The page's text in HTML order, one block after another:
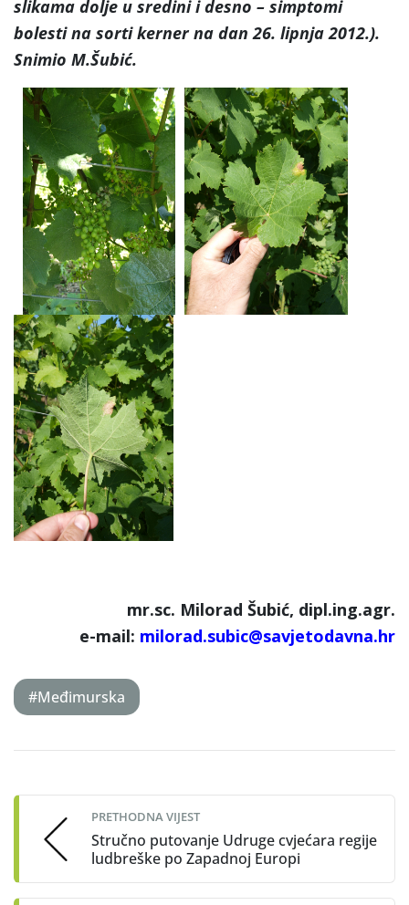
slikama dolje u sredini i desno – simptomi
bolesti na sorti kerner na dan 26. lipnja 2012.).
Snimio M.Šubić.
mr.sc. Milorad Šubić, dipl.ing.agr.
e-mail: milorad.subic@savjetodavna.hr
#Međimurska
navigation
PRETHODNA VIJEST
Stručno putovanje Udruge cvjećara regije
ludbreške po Zapadnoj Europi